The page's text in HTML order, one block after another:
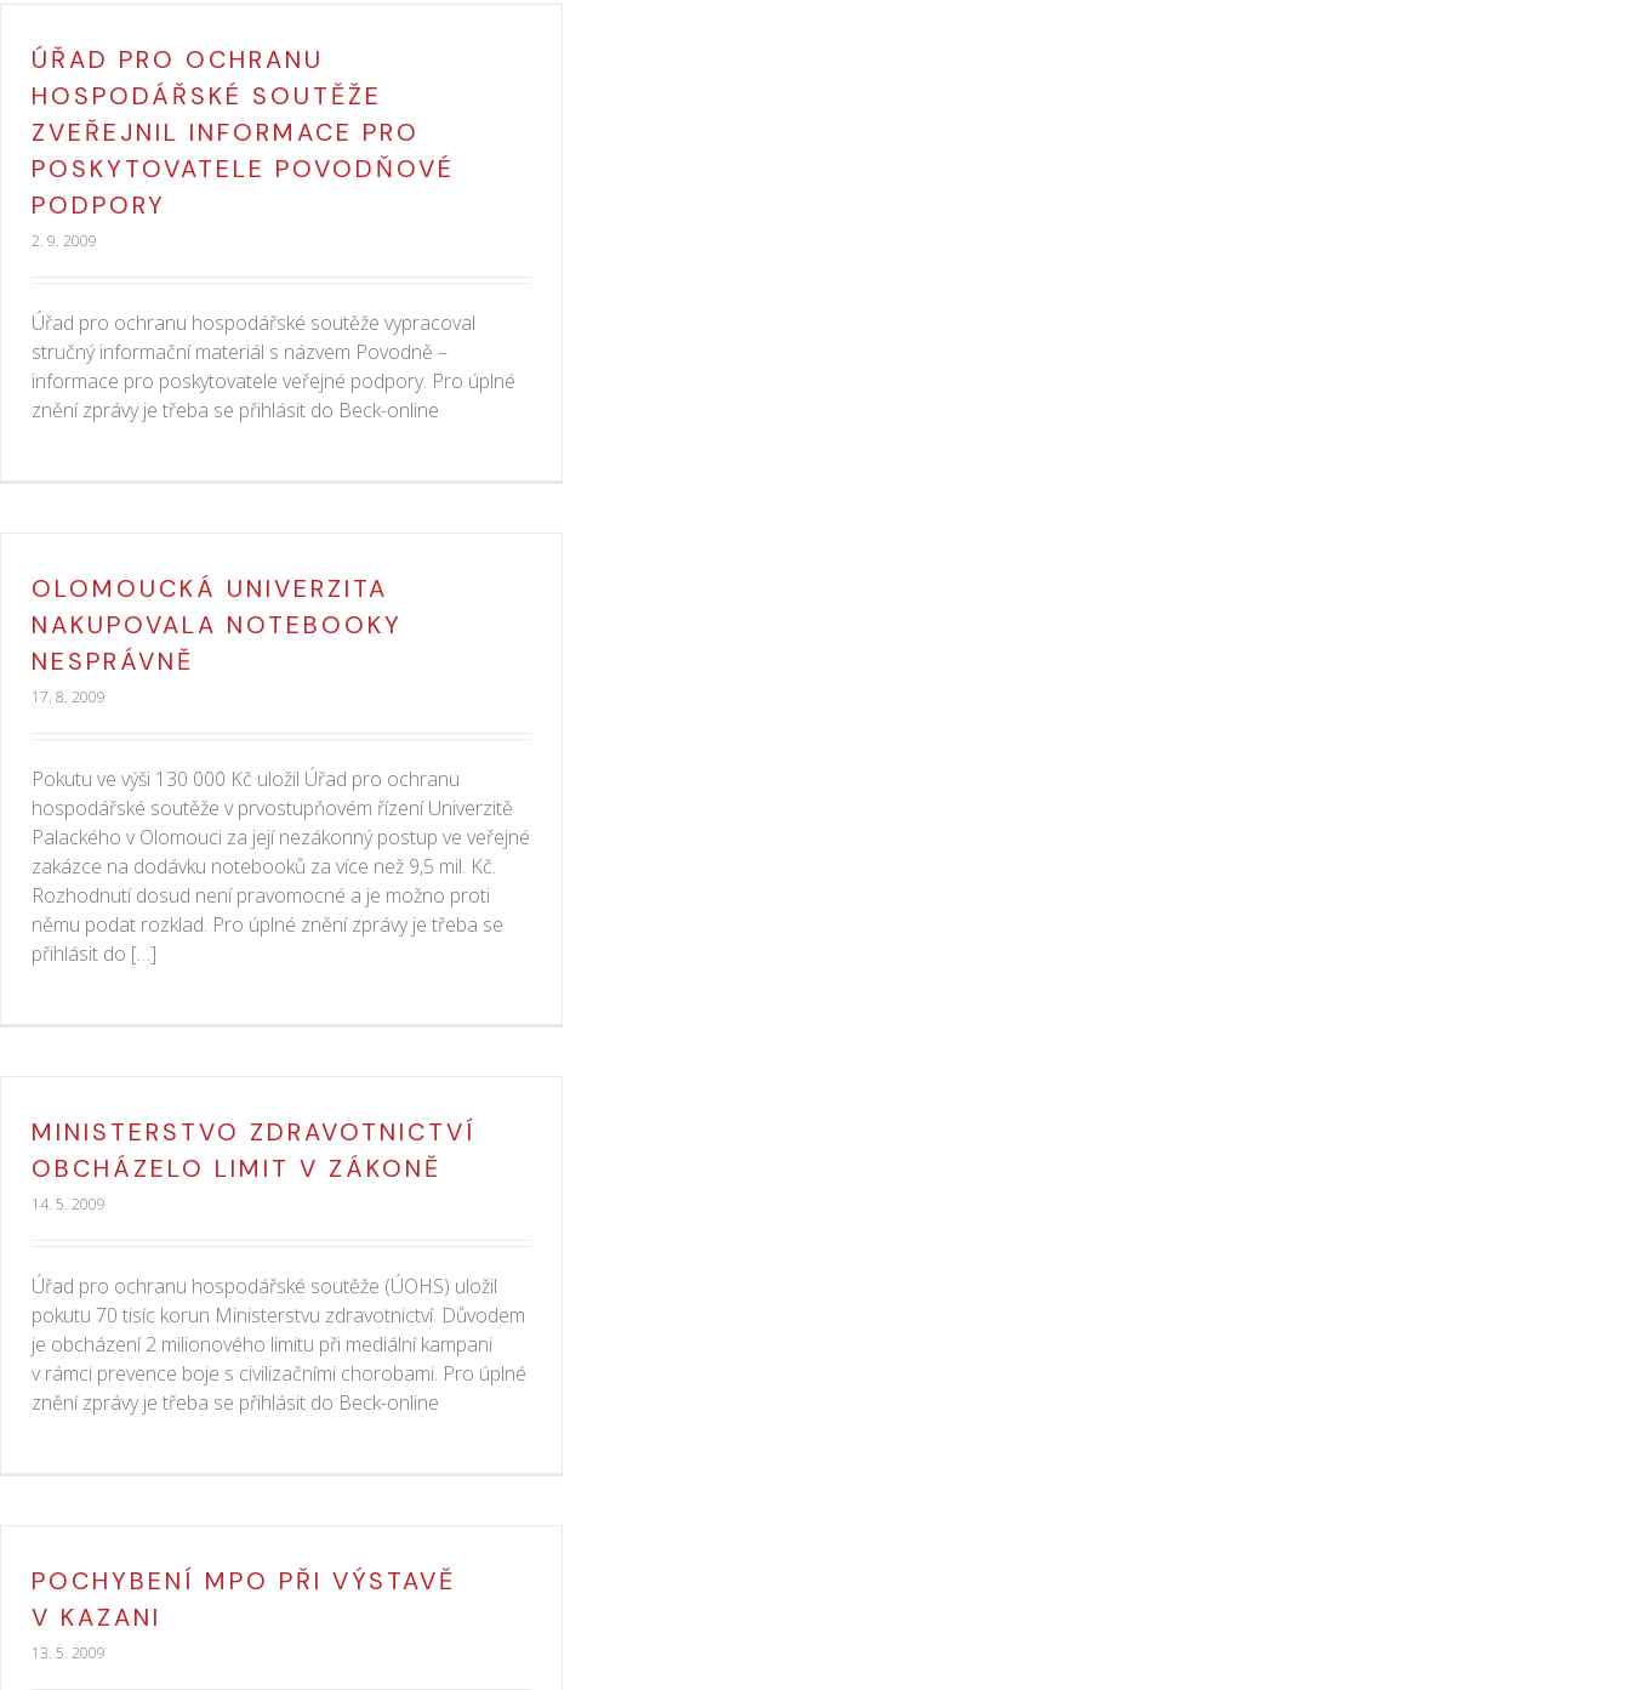
ÚŘAD PRO OCHRANU
HOSPODÁŘSKÉ SOUTĚŽE
ZVEŘEJNIL INFORMACE PRO
POSKYTOVATELE POVODŇOVÉ
PODPORY
2. 9. 2009
Úřad pro ochranu hospodářské soutěže vypracoval
stručný informační materiál s názvem Povodně –
informace pro poskytovatele veřejné podpory. Pro úplné
znění zprávy je třeba se přihlásit do Beck-online
OLOMOUCKÁ UNIVERZITA
NAKUPOVALA NOTEBOOKY
NESPRÁVNĚ
17. 8. 2009
Pokutu ve výši 130 000 Kč uložil Úřad pro ochranu
hospodářské soutěže v prvostupňovém řízení Univerzitě
Palackého v Olomouci za její nezákonný postup ve veřejné
zakázce na dodávku notebooků za více než 9,5 mil. Kč.
Rozhodnutí dosud není pravomocné a je možno proti
němu podat rozklad. Pro úplné znění zprávy je třeba se
přihlásit do […]
MINISTERSTVO ZDRAVOTNICTVÍ
OBCHÁZELO LIMIT V ZÁKONĚ
14. 5. 2009
Úřad pro ochranu hospodářské soutěže (ÚOHS) uložil
pokutu 70 tisíc korun Ministerstvu zdravotnictví. Důvodem
je obcházení 2 milionového limitu při mediální kampani
v rámci prevence boje s civilizačními chorobami. Pro úplné
znění zprávy je třeba se přihlásit do Beck-online
POCHYBENÍ MPO PŘI VÝSTAVĚ
V KAZANI
13. 5. 2009